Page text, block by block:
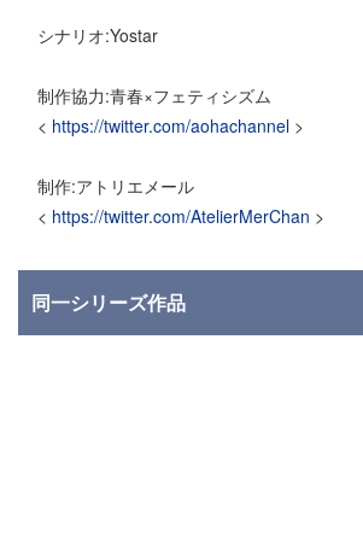
シナリオ:Yostar
制作協力:青春×フェティシズム
< https://twitter.com/aohachannel >
制作:アトリエメール
< https://twitter.com/AtelierMerChan >
同一シリーズ作品